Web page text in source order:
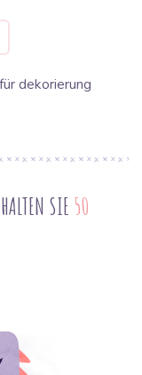
dekorierung
SIE 50